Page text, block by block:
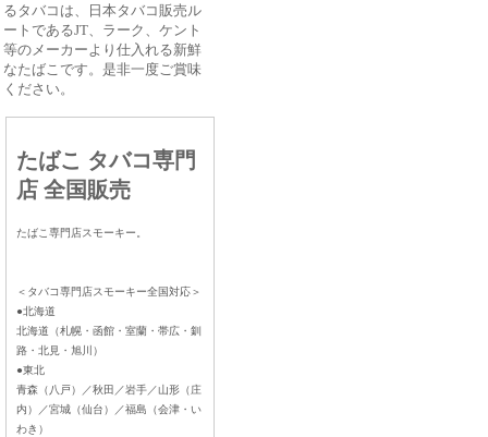
るタバコは、日本タバコ販売ル
ートであるJT、ラーク、ケント
等のメーカーより仕入れる新鮮
なたばこです。是非一度ご賞味
ください。
たばこ タバコ専門
店 全国販売
たばこ専門店スモーキー。
＜タバコ専門店スモーキー全国対応＞
●北海道
北海道（札幌・函館・室蘭・帯広・釧
路・北見・旭川）
●東北
青森（八戸）／秋田／岩手／山形（庄
内）／宮城（仙台）／福島（会津・い
わき）